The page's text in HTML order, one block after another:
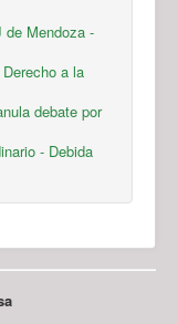
de Mendoza -
a la
debate por
- Debida